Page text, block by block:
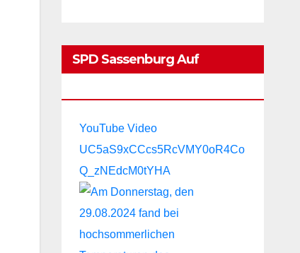
SPD Sassenburg Auf
YouTube Video
UC5aS9xCCcs5RcVMY0oR4Co
Q_zNEdcM0tYHA